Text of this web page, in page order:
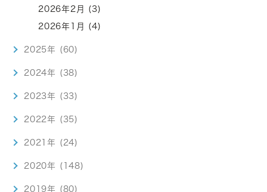
2026年2月 (3)
2026年1月 (4)
2025年 (60)
2024年 (38)
2023年 (33)
2022年 (35)
2021年 (24)
2020年 (148)
2019年 (80)